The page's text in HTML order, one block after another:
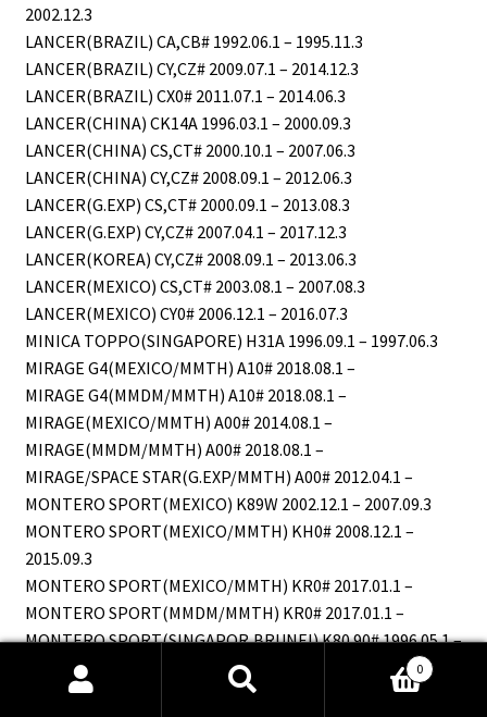
2002.12.3
LANCER(BRAZIL) CA,CB# 1992.06.1 – 1995.11.3
LANCER(BRAZIL) CY,CZ# 2009.07.1 – 2014.12.3
LANCER(BRAZIL) CX0# 2011.07.1 – 2014.06.3
LANCER(CHINA) CK14A 1996.03.1 – 2000.09.3
LANCER(CHINA) CS,CT# 2000.10.1 – 2007.06.3
LANCER(CHINA) CY,CZ# 2008.09.1 – 2012.06.3
LANCER(G.EXP) CS,CT# 2000.09.1 – 2013.08.3
LANCER(G.EXP) CY,CZ# 2007.04.1 – 2017.12.3
LANCER(KOREA) CY,CZ# 2008.09.1 – 2013.06.3
LANCER(MEXICO) CS,CT# 2003.08.1 – 2007.08.3
LANCER(MEXICO) CY0# 2006.12.1 – 2016.07.3
MINICA TOPPO(SINGAPORE) H31A 1996.09.1 – 1997.06.3
MIRAGE G4(MEXICO/MMTH) A10# 2018.08.1 –
MIRAGE G4(MMDM/MMTH) A10# 2018.08.1 –
MIRAGE(MEXICO/MMTH) A00# 2014.08.1 –
MIRAGE(MMDM/MMTH) A00# 2018.08.1 –
MIRAGE/SPACE STAR(G.EXP/MMTH) A00# 2012.04.1 –
MONTERO SPORT(MEXICO) K89W 2002.12.1 – 2007.09.3
MONTERO SPORT(MEXICO/MMTH) KH0# 2008.12.1 –
2015.09.3
MONTERO SPORT(MEXICO/MMTH) KR0# 2017.01.1 –
MONTERO SPORT(MMDM/MMTH) KR0# 2017.01.1 –
MONTERO SPORT(SINGAPOR,BRUNEI) K80.90# 1996.05.1 –
1999.05.3
MONTERO(MEXICO) V77W 2002.12.1 – 2006.08.3
Recherche
Recherche
0